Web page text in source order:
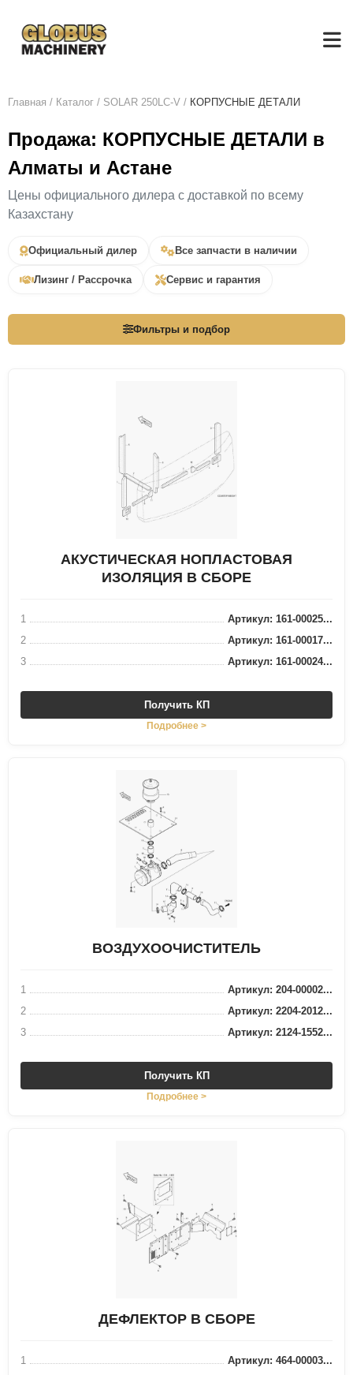
Главная / Каталог / SOLAR 250LC-V / КОРПУСНЫЕ ДЕТАЛИ
Продажа: КОРПУСНЫЕ ДЕТАЛИ в
Алматы и Астане
Цены официального дилера с доставкой по всему
Казахстану
Официальный дилер Все запчасти в наличии
Лизинг / Рассрочка Сервис и гарантия
Фильтры и подбор
АКУСТИЧЕСКАЯ НОПЛАСТОВАЯ
ИЗОЛЯЦИЯ В СБОРЕ
1
Артикул: 161-00025...
2
Артикул: 161-00017...
3
Артикул: 161-00024...
Получить КП
Подробнее >
ВОЗДУХООЧИСТИТЕЛЬ
1
Артикул: 204-00002...
2
Артикул: 2204-2012...
3
Артикул: 2124-1552...
Получить КП
Подробнее >
ДЕФЛЕКТОР В СБОРЕ
1
Артикул: 464-00003...